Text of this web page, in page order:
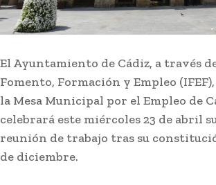
El Ayuntamiento de Cádiz, a través
Fomento, Formación y Empleo
la Mesa Municipal por el Empleo de
celebrará este miércoles 23 de abril
reunión de trabajo tras su
de diciembre.